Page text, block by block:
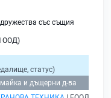
със същия
ООД)
статус)
и дъщерни д-ва